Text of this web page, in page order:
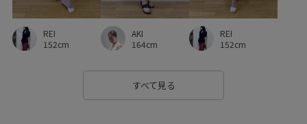
美シルエット 肌見せ 肌離れが良い 自宅で洗える
薄手 超長綿 透け感 通勤バッグ 通勤用
REI
152cm
AKI
164cm
REI
152cm
すべて見る